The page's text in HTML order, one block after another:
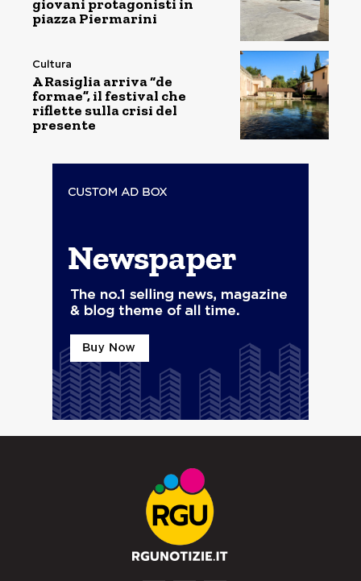
giovani protagonisti in
piazza Piermarini
Cultura
A Rasiglia arriva “de
formae”, il festival che
riflette sulla crisi del
presente